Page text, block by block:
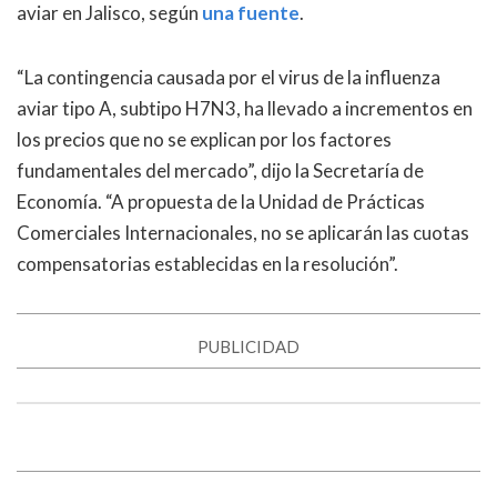
aviar en Jalisco, según una fuente.
“La contingencia causada por el virus de la influenza
aviar tipo A, subtipo H7N3, ha llevado a incrementos en
los precios que no se explican por los factores
fundamentales del mercado”, dijo la Secretaría de
Economía. “A propuesta de la Unidad de Prácticas
Comerciales Internacionales, no se aplicarán las cuotas
compensatorias establecidas en la resolución”.
PUBLICIDAD